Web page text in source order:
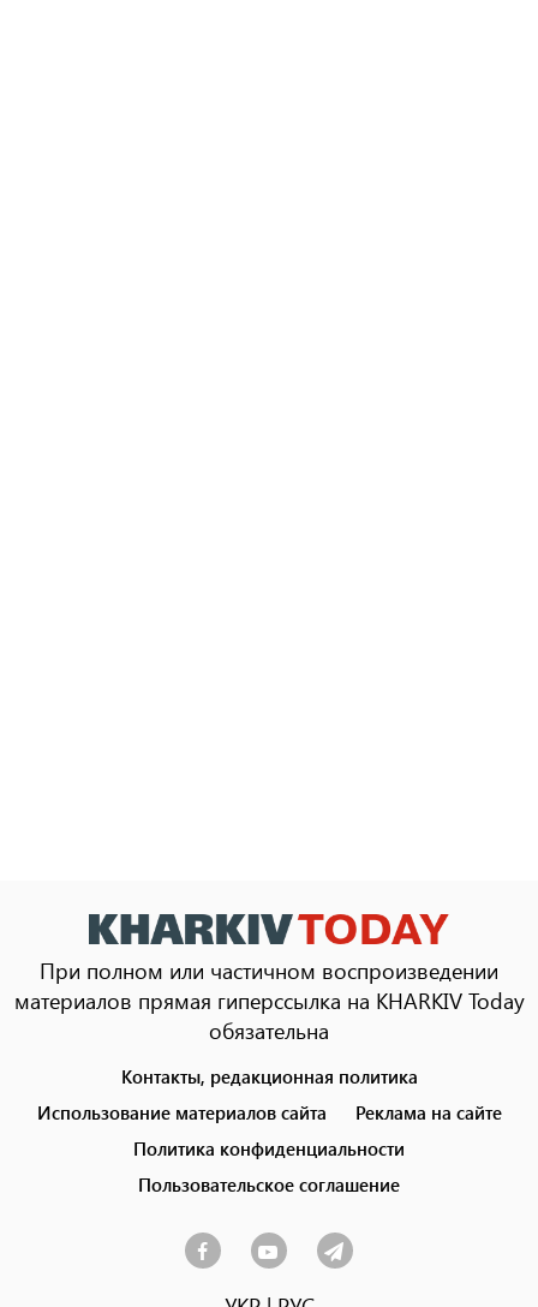
При полном или частичном воспроизведении
материалов прямая гиперссылка на KHARKIV Today
обязательна
menu
Контакты, редакционная политика
Использование материалов сайта
Реклама на сайте
Политика конфиденциальности
Пользовательское соглашение